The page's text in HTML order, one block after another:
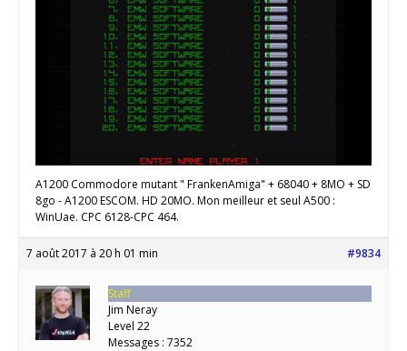
A1200 Commodore mutant " FrankenAmiga" + 68040 + 8MO + SD
8go - A1200 ESCOM. HD 20MO. Mon meilleur et seul A500 :
WinUae. CPC 6128-CPC 464.
7 août 2017 à 20 h 01 min #9834
Staff
Jim Neray
Level 22
Messages : 7352